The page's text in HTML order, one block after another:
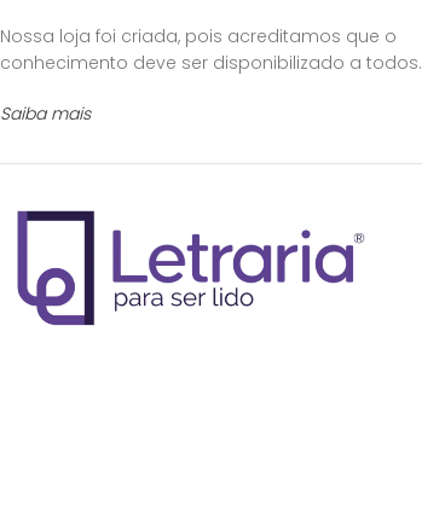
Nossa loja foi criada, pois acreditamos que o
conhecimento deve ser disponibilizado a todos.
Saiba mais